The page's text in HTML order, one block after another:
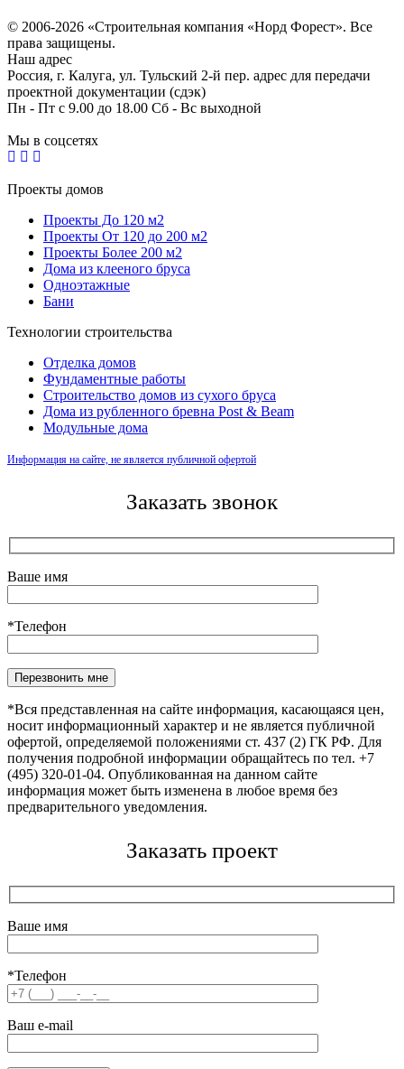
© 2006-2026 «Строительная компания «Норд Форест». Все
права защищены.
Наш адрес
Россия, г. Калуга, ул. Тульский 2-й пер. адрес для передачи
проектной документации (сдэк)
Пн - Пт с 9.00 до 18.00 Сб - Вс выходной
Мы в соцсетях
Проекты домов
Проекты До 120 м2
Проекты От 120 до 200 м2
Проекты Более 200 м2
Дома из клееного бруса
Одноэтажные
Бани
Технологии строительства
Отделка домов
Фундаментные работы
Строительство домов из сухого бруса
Дома из рубленного бревна Post & Beam
Модульные дома
Информация на сайте, не является публичной офертой
Заказать звонок
Ваше имя
*Телефон
Оставьте это поле пустым.
*Вся представленная на сайте информация, касающаяся цен,
носит информационный характер и не является публичной
офертой, определяемой положениями ст. 437 (2) ГК РФ. Для
получения подробной информации обращайтесь по тел. +7
(495) 320-01-04. Опубликованная на данном сайте
информация может быть изменена в любое время без
предварительного уведомления.
Заказать проект
Ваше имя
*Телефон
Ваш e-mail